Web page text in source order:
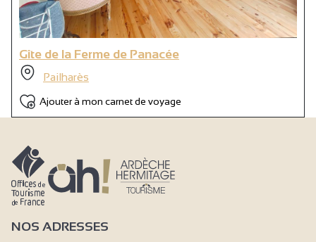
Gîte de la Ferme de Panacée
Pailharès
Ajouter à mon carnet de voyage
NOS ADRESSES